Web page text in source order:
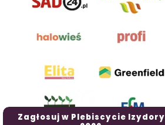
Zagłosuj w Plebiscycie Izydory